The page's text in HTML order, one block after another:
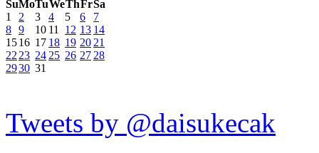
SuMoTuWeThFrSa
1
2 3 4 5 6
7
8 9 10 11 12 13 14
1516 17 18 19 20 21
22 23 24 25 26 27 28
2930 31
Tweets by @daisukecak